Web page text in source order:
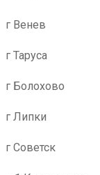
г Венев
г Таруса
г Болохово
г Липки
г Советск